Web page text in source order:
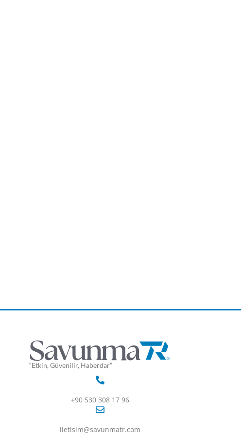
“Etkin, Güvenilir, Haberdar”
+90 530 308 17 96
iletisim@savunmatr.com